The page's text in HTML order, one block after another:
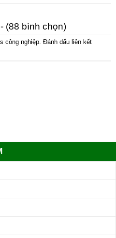
(88 bình chọn)
công nghiệp . Đánh dấu liên kết